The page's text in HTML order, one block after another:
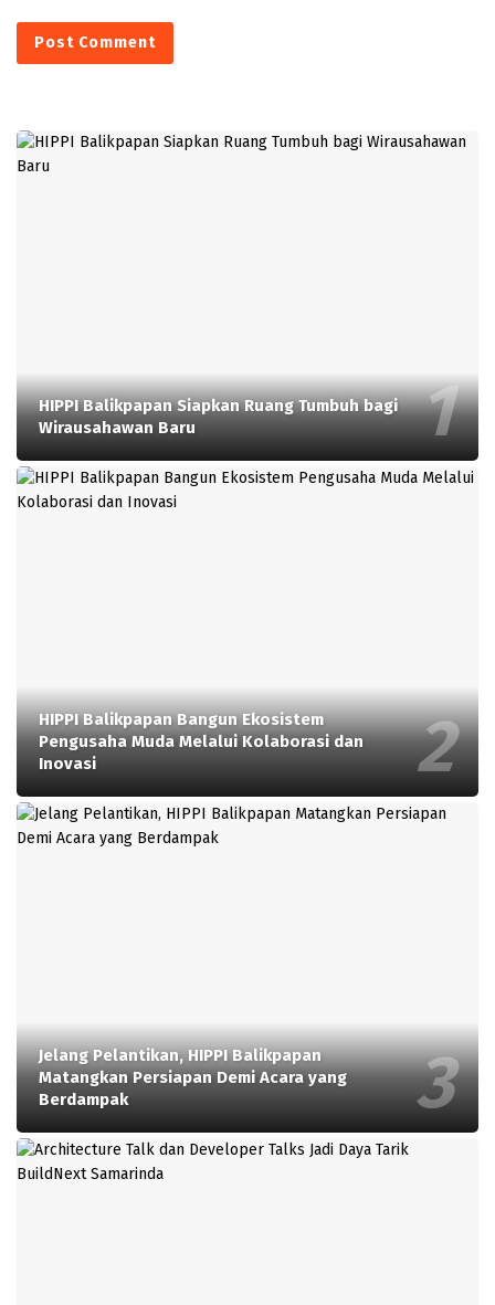
HIPPI Balikpapan Siapkan Ruang Tumbuh bagi
Wirausahawan Baru
HIPPI Balikpapan Bangun Ekosistem
Pengusaha Muda Melalui Kolaborasi dan
Inovasi
Jelang Pelantikan, HIPPI Balikpapan
Matangkan Persiapan Demi Acara yang
Berdampak